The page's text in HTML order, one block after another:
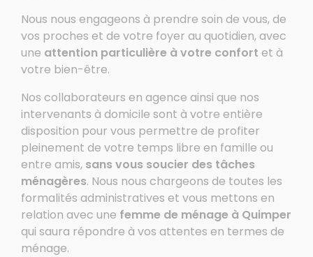
Nous nous engageons à prendre soin de vous, de
vos proches et de votre foyer au quotidien, avec
une attention particulière à votre confort et à
votre bien-être.
Nos collaborateurs en agence ainsi que nos
intervenants à domicile sont à votre entière
disposition pour vous permettre de profiter
pleinement de votre temps libre en famille ou
entre amis, sans vous soucier des tâches
ménagères. Nous nous chargeons de toutes les
formalités administratives et vous mettons en
relation avec une femme de ménage à Quimper
qui saura répondre à vos attentes en termes de
ménage.